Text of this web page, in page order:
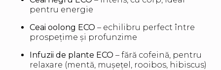
pentru energie
Ceai oolong ECO – echilibru perfect între
prospețime și profunzime
Infuzii de plante ECO – fără cofeină, pentru
relaxare (mentă, mușețel, rooibos, hibiscus)